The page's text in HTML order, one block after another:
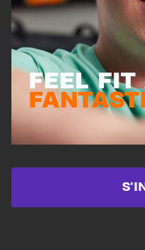
FEEL FIT